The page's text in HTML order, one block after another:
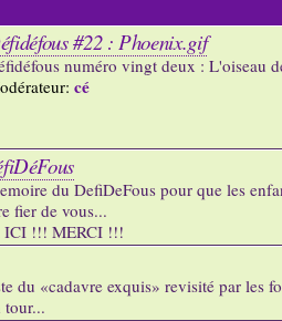
#22 : Phoenix.gif
numéro vingt deux : L'oiseau
cé
du DefiDeFous pour que les
fier de vous...
ICI !!! MERCI !!!
du «cadavre exquis» revisité par les
tour...